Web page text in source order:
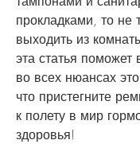
прокладками, то не
выходить из
эта статья поможет
во всех нюансах
что пристегните
к полету в мир
здоровья!